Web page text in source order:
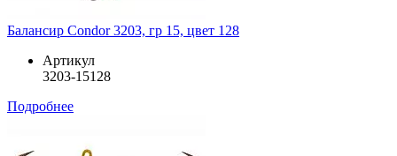
Балансир Condor 3203, гр 15, цвет 128
Артикул
3203-15128
Подробнее